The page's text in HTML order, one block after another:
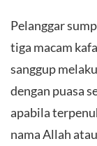
Pelanggar
tiga macam
sanggup
dengan puasa
apabila
nama Allah